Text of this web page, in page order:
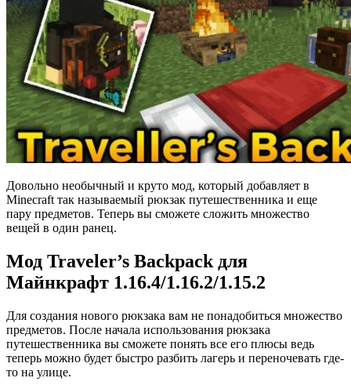
Довольно необычный и круто мод, который добавляет в
Minecraft так называемый рюкзак путешественника и еще
пару предметов. Теперь вы сможете сложить множество
вещей в один ранец.
Мод Traveler’s Backpack для
Майнкрафт 1.16.4/1.16.2/1.15.2
Для создания нового рюкзака вам не понадобиться множество
предметов. После начала использования рюкзака
путешественника вы сможете понять все его плюсы ведь
теперь можно будет быстро разбить лагерь и переночевать где-
то на улице.